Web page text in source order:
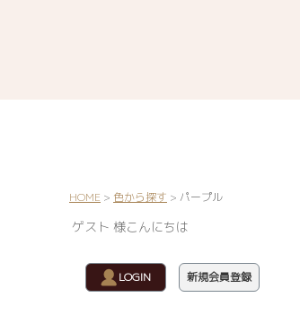
HOME 色から探す パープル
ゲスト 様こんにちは
LOGIN 新規会員登録